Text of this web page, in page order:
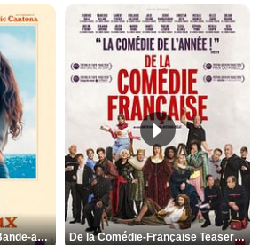
Les Matins merveilleux Bande-annonce VF De la Comédie-Française Teaser VF